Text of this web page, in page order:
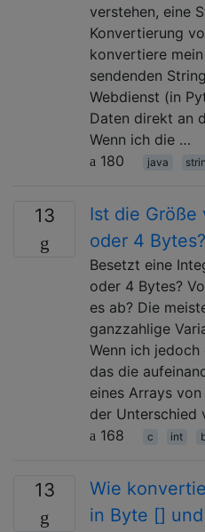
verstehen, eine
Konvertierung
konvertiere
sendenden
Webdienst (in
Daten direkt an
Wenn ich die …
180
java
13
Ist die
oder 4 Bytes?
Besetzt eine
oder 4 Bytes?
es ab? Die
ganzzahlige
Wenn ich jedoch
das die
eines Arrays
der Unterschied
168
c int
13
Wie
in Byte []